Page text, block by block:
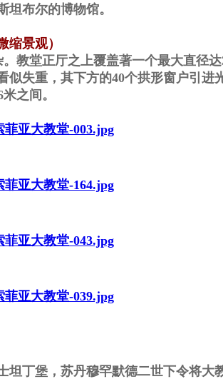
坦布尔的博物馆。
缩景观）
教堂正厅之上覆盖著一个最大直径
似失重，其下方的40个拱形窗户引
之间。
坦丁堡， 苏丹穆罕默德二世下令将大